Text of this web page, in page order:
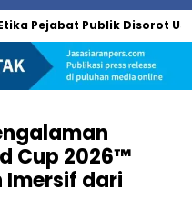
Pejabat Publik Disorot Usai
Cup 2026™
Imersif dari